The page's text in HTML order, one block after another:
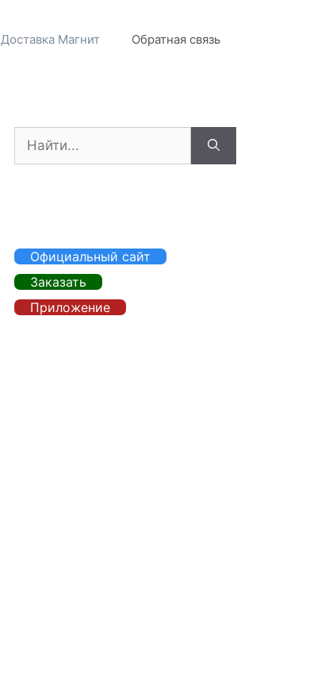
Доставка Магнит Обратная связь
Поиск:
Официальный сайт
Заказать
Приложение